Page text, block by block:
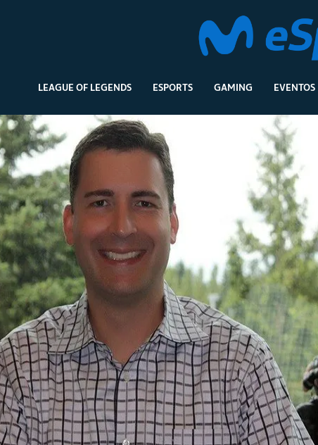
LEAGUE OF LEGENDS ESPORTS GAMING EVENTOS